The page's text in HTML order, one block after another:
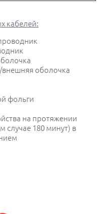
кабелей:
внешняя оболочка
фольги
на протяжении
случае 180 минут) в